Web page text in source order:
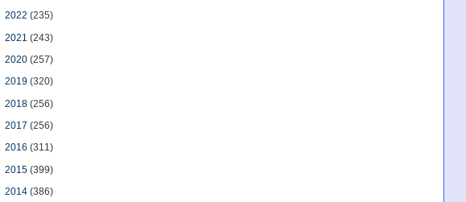
2022(235)
2021(243)
2020(257)
2019(320)
2018(256)
2017(256)
2016(311)
2015(399)
2014(386)